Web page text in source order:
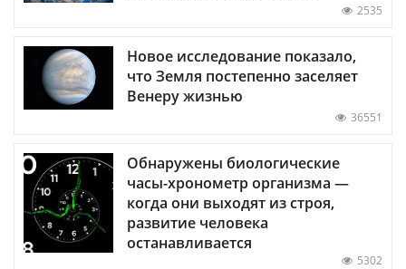
2535
Новое исследование показало,
что Земля постепенно заселяет
Венеру жизнью
36551
Обнаружены биологические
часы-хронометр организма —
когда они выходят из строя,
развитие человека
останавливается
5302